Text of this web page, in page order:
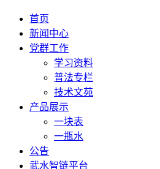
首页
新闻中心
党群工作
学习资料
普法专栏
技术文苑
产品展示
一块表
一瓶水
公告
武水智链平台